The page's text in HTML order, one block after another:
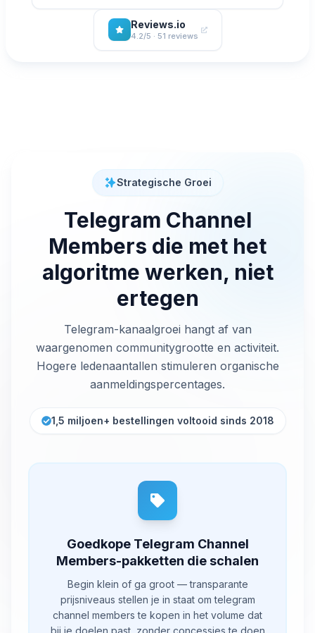
Reviews.io
4.2/5 · 51 reviews
Strategische Groei
Telegram Channel
Members die met het
algoritme werken, niet
ertegen
Telegram-kanaalgroei hangt af van
waargenomen communitygrootte en activiteit.
Hogere ledenaantallen stimuleren organische
aanmeldingspercentages.
1,5 miljoen+ bestellingen voltooid sinds 2018
Goedkope Telegram Channel
Members-pakketten die schalen
Begin klein of ga groot — transparante
prijsniveaus stellen je in staat om telegram
channel members te kopen in het volume dat
bij je doelen past, zonder concessies te doen